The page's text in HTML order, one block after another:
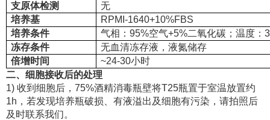
支原体检测
无
培养基
RPMI-1640+10%FBS
培养条件
气相：95%空气+5%二氧化碳；温度：
冻存条件
无血清冻存液，液氮储存
倍增时间
~24-30小时
二、细胞接收后的处理
1) 收到细胞后，75%酒精消毒瓶壁将T25瓶置于室温放置约
1h，若发现培养瓶破损、有液溢出及细胞有污染，请拍照后
及时联系我们。